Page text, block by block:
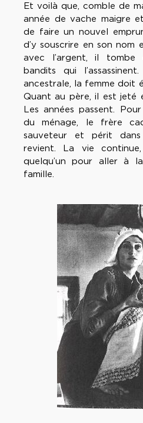
Et voilà que, comble de
année de vache maigre
de faire un nouvel
d’y souscrire en son nom
avec l’argent, il tombe
bandits qui
ancestrale, la femme doit
Quant au père, il est jeté
Les années passent.
du ménage, le frère
sauveteur et périt
revient. La vie
quelqu’un pour aller à
famille.